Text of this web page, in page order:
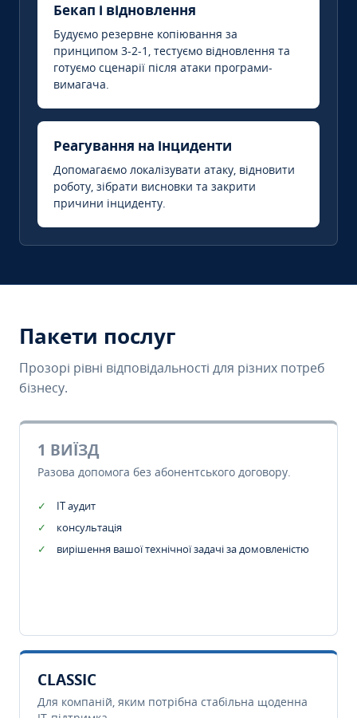
Бекап і відновлення
Будуємо резервне копіювання за
принципом 3-2-1, тестуємо відновлення та
готуємо сценарії після атаки програми-
вимагача.
Реагування на інциденти
Допомагаємо локалізувати атаку, відновити
роботу, зібрати висновки та закрити
причини інциденту.
Пакети послуг
Прозорі рівні відповідальності для різних потреб
бізнесу.
1 ВИЇЗД
Разова допомога без абонентського договору.
IT аудит
консультація
вирішення вашої технічної задачі за домовленістю
CLASSIC
Для компаній, яким потрібна стабільна щоденна